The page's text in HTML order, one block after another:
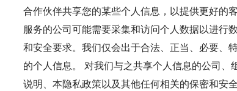
合作伙伴共享您的某些个人信息，以提供更好的
服务的公司可能需要采集和访问个人数据以进行
和安全要求。我们仅会出于合法、正当、必要、
的个人信息。 对我们与之共享个人信息的公司
说明、本隐私政策以及其他任何相关的保密和安